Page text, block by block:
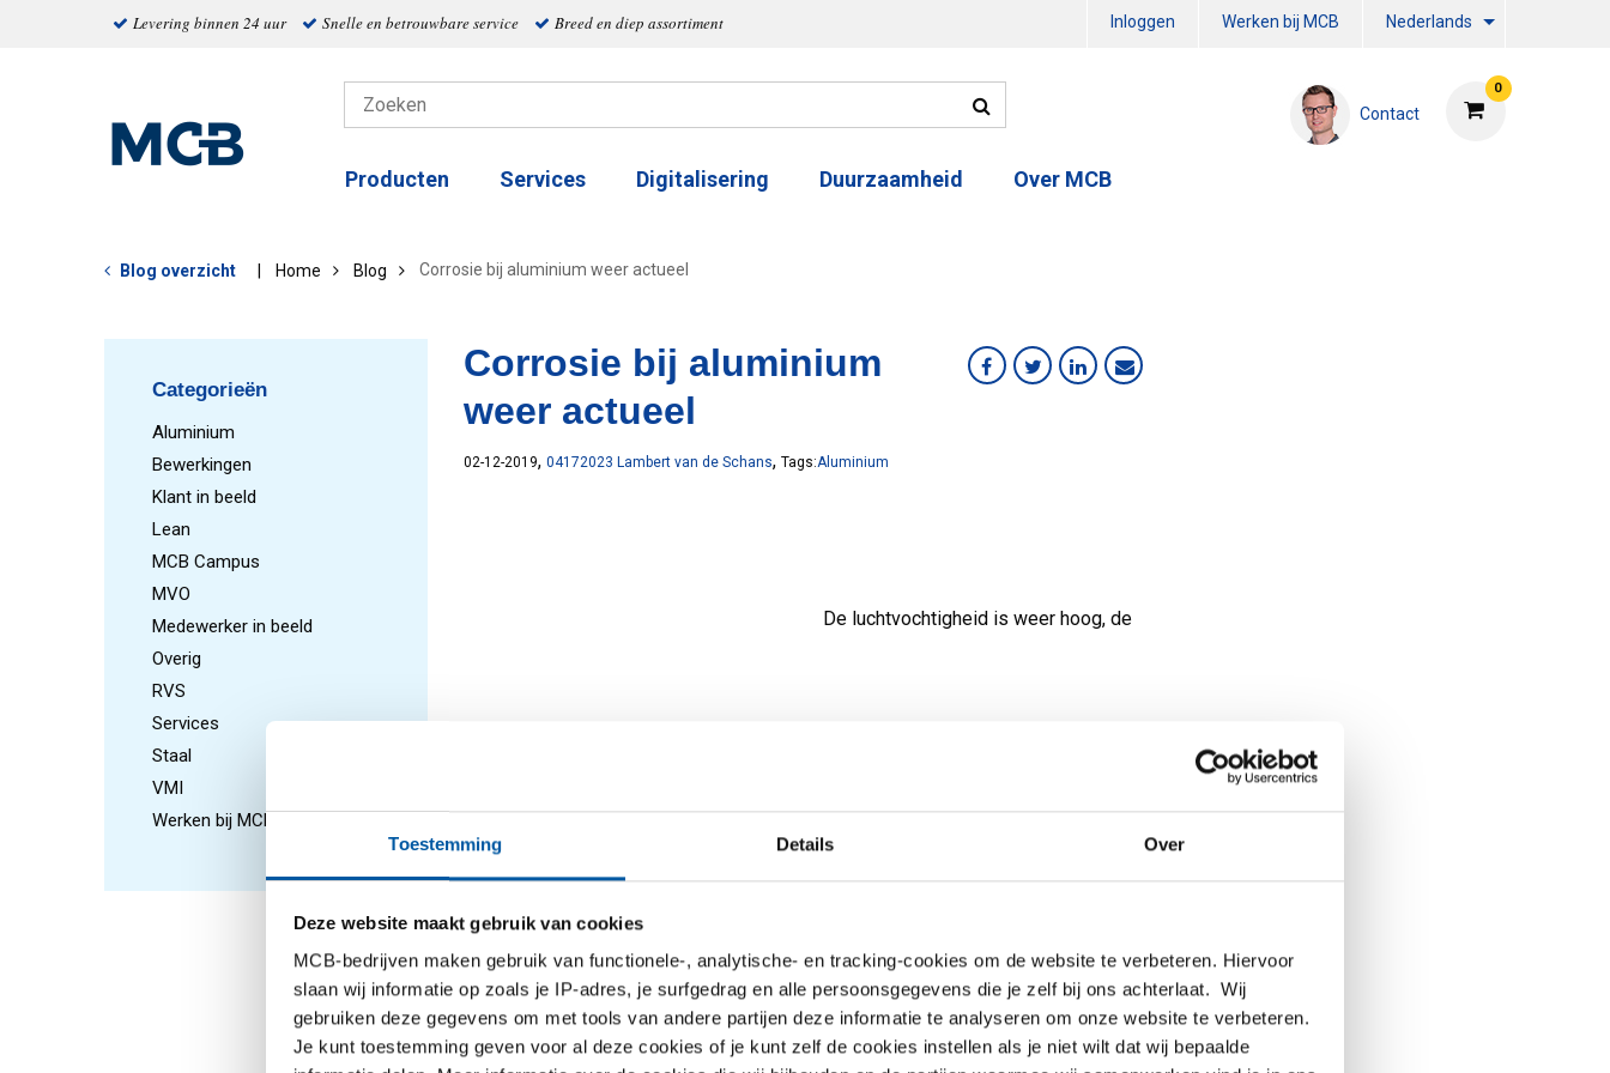
Toestemming Details Over
Deze website maakt gebruik van cookies
MCB-bedrijven maken gebruik van functionele-, analytische- en tracking-cookies om de website te verbeteren. Hiervoor
slaan wij informatie op zoals je IP-adres, je surfgedrag en alle persoonsgegevens die je zelf bij ons achterlaat. Wij
gebruiken deze gegevens om met tools van andere partijen deze informatie te analyseren om onze website te verbeteren.
Je kunt toestemming geven voor al deze cookies of je kunt zelf de cookies instellen als je niet wilt dat wij bepaalde
Levering binnen 24 uur Snelle en betrouwbare service Breed en diep assortiment Inloggen Werken bij MCB Nederlands
0
Contact
Producten Services Digitalisering Duurzaamheid Over MCB
Blog overzicht Home Blog Corrosie bij aluminium weer actueel
Categorieën
Aluminium
Bewerkingen
Klant in beeld
Lean
MCB Campus
MVO
Medewerker in beeld
Overig
RVS
Services
Staal
VMI
Werken bij MCB
Corrosie bij aluminium
weer actueel
02-12-2019, 04172023 Lambert van de Schans, Tags:Aluminium
De luchtvochtigheid is weer hoog, de
materiaal eerst laten ‘acclimatiseren’ voordat ze het gebruiken. Anders ontstaat
magazijn komen. Als materiaal tijdens transport nat wordt, kan ook witroest
ontstaan. Platen worden in het algemeen goed verpakt, maar profielen zijn nooit
helemaal geseald. Daar is het risico dus groter.
Het gebeurt nog steeds dat klanten aluminium lossen, buiten laten staan en dan
zeggen “aluminium roest toch niet”. Toch wel. Witroest ontstaat al binnen enkele